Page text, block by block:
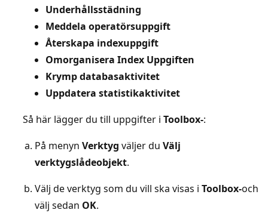
Underhållsstädning
Meddela operatörsuppgift
Återskapa indexuppgift
Omorganisera Index Uppgiften
Krymp databasaktivitet
Uppdatera statistikaktivitet
Så här lägger du till uppgifter i Toolbox-:
På menyn Verktyg väljer du Välj
verktygslådeobjekt.
Välj de verktyg som du vill ska visas i Toolbox-och
välj sedan OK.